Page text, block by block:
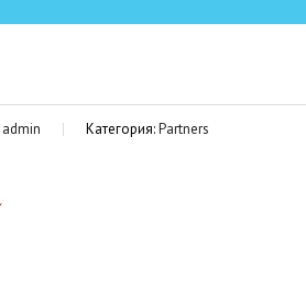
admin Категория:Partners